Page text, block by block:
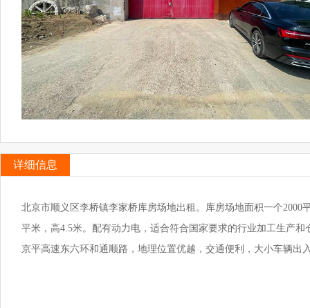
详细信息
北京市顺义区李桥镇李家桥库房场地出租。库房场地面积一个2000
平米，高4.5米。配有动力电，适合符合国家要求的行业加工生产
京平高速东六环和通顺路，地理位置优越，交通便利